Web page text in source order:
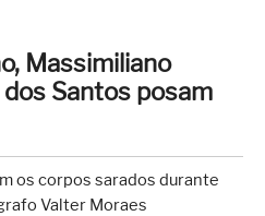
Massimiliano
Santos posam
os corpos sarados durante
Valter Moraes